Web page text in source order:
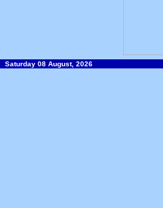
Saturday 08 August, 2026